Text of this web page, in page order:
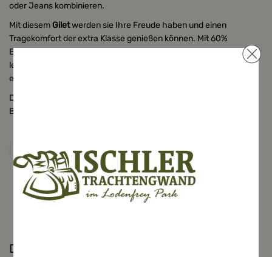
oder Jeans kombinieren.
Mit diesem Giletwerden sie Ihre Freude haben und einen
Tragekomfort der extra Klasse genießen können. Mit 60%
Baumwolle und 40% Leinen, tragen Sie dieses Gilet locker und
leicht. Die neun Echthornknöpfe machen das Gilet zudem zu
einem echten Original.
Das Innenfutter im matt-schwarz hat eine Mischung aus 50%
Baumwolle und 50% Taft.
Details